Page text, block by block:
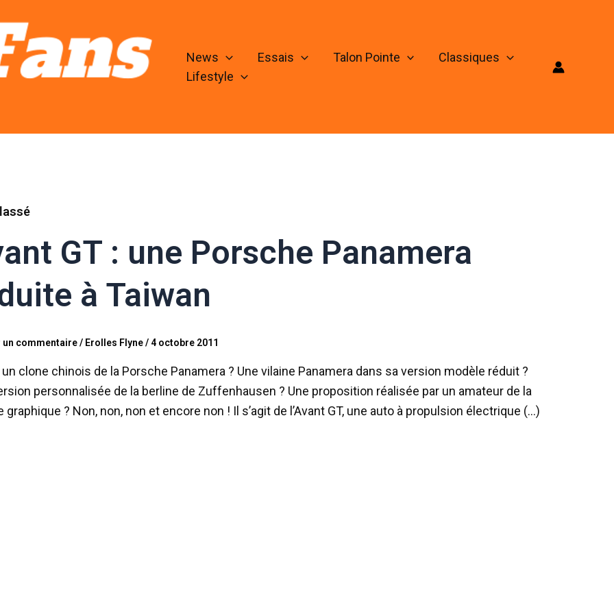
News Essais Talon Pointe
Classiques
Lifestyle
GT : une Porsche Panamera
à Taiwan
un commentaire/ Erolles Flyne/ 4 octobre 2011
clone chinois de la Porsche Panamera ? Une vilaine Panamera dans sa version modèle réduit ?
personnalisée de la berline de Zuffenhausen ? Une proposition réalisée par un amateur de la
graphique ? Non, non, non et encore non ! Il s’agit de l’Avant GT, une auto à propulsion électrique (…)